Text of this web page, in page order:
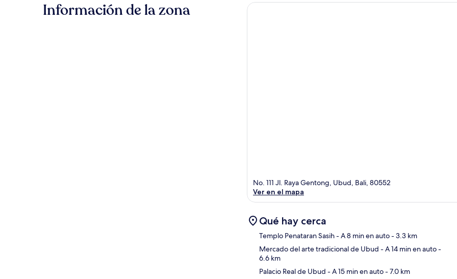
Información de la zona
No. 111 Jl. Raya Gentong, Ubud, Bali, 80552
Ver en el mapa
Qué hay cerca
Templo Penataran Sasih- A 8 min en auto- 3.3 km
Mercado del arte tradicional de Ubud - A 14 min en auto-
6.6 km
Palacio Real de Ubud - A 15 min en auto- 7.0 km